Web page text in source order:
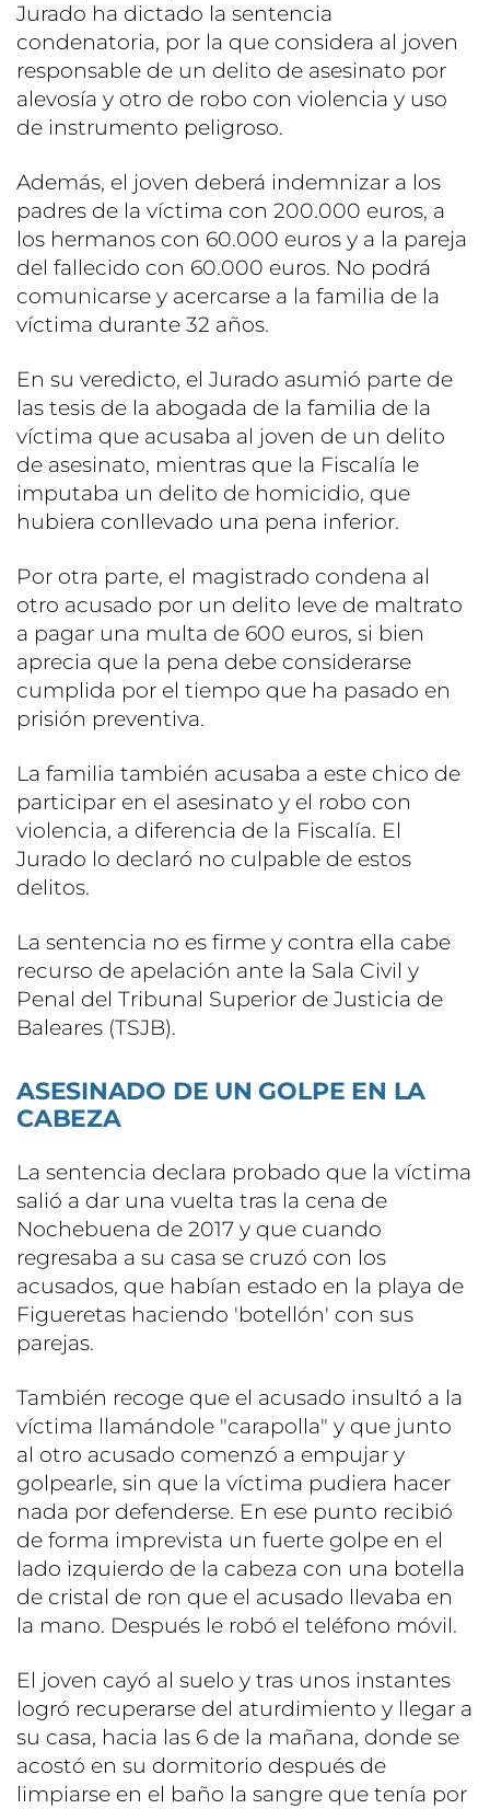
Jurado ha dictado la sentencia
condenatoria, por la que considera al joven
responsable de un delito de asesinato por
alevosía y otro de robo con violencia y uso
de instrumento peligroso.
Además, el joven deberá indemnizar a los
padres de la víctima con 200.000 euros, a
los hermanos con 60.000 euros y a la pareja
del fallecido con 60.000 euros. No podrá
comunicarse y acercarse a la familia de la
víctima durante 32 años.
En su veredicto, el Jurado asumió parte de
las tesis de la abogada de la familia de la
víctima que acusaba al joven de un delito
de asesinato, mientras que la Fiscalía le
imputaba un delito de homicidio, que
hubiera conllevado una pena inferior.
Por otra parte, el magistrado condena al
otro acusado por un delito leve de maltrato
a pagar una multa de 600 euros, si bien
aprecia que la pena debe considerarse
cumplida por el tiempo que ha pasado en
prisión preventiva.
La familia también acusaba a este chico de
participar en el asesinato y el robo con
violencia, a diferencia de la Fiscalía. El
Jurado lo declaró no culpable de estos
delitos.
La sentencia no es firme y contra ella cabe
recurso de apelación ante la Sala Civil y
Penal del Tribunal Superior de Justicia de
Baleares (TSJB).
ASESINADO DE UN GOLPE EN LA
CABEZA
La sentencia declara probado que la víctima
salió a dar una vuelta tras la cena de
Nochebuena de 2017 y que cuando
regresaba a su casa se cruzó con los
acusados, que habían estado en la playa de
Figueretas haciendo 'botellón' con sus
parejas.
También recoge que el acusado insultó a la
víctima llamándole "carapolla" y que junto
al otro acusado comenzó a empujar y
golpearle, sin que la víctima pudiera hacer
nada por defenderse. En ese punto recibió
de forma imprevista un fuerte golpe en el
lado izquierdo de la cabeza con una botella
de cristal de ron que el acusado llevaba en
la mano. Después le robó el teléfono móvil.
El joven cayó al suelo y tras unos instantes
logró recuperarse del aturdimiento y llegar a
su casa, hacia las 6 de la mañana, donde se
acostó en su dormitorio después de
limpiarse en el baño la sangre que tenía por